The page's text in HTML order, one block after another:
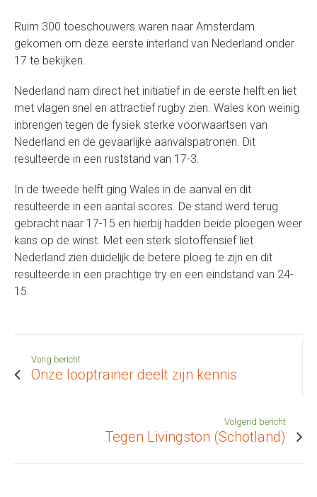
Ruim 300 toeschouwers waren naar Amsterdam
gekomen om deze eerste interland van Nederland onder
17 te bekijken.
Nederland nam direct het initiatief in de eerste helft en liet
met vlagen snel en attractief rugby zien. Wales kon weinig
inbrengen tegen de fysiek sterke voorwaartsen van
Nederland en de gevaarlijke aanvalspatronen. Dit
resulteerde in een ruststand van 17-3.
In de tweede helft ging Wales in de aanval en dit
resulteerde in een aantal scores. De stand werd terug
gebracht naar 17-15 en hierbij hadden beide ploegen weer
kans op de winst. Met een sterk slotoffensief liet
Nederland zien duidelijk de betere ploeg te zijn en dit
resulteerde in een prachtige try en een eindstand van 24-
15.
Vorig bericht
Onze looptrainer deelt zijn kennis
Volgend bericht
Tegen Livingston (Schotland)